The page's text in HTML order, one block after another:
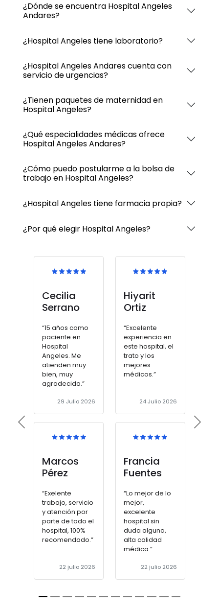
¿Dónde se encuentra Hospital Angeles
Andares?
¿Hospital Angeles tiene laboratorio?
¿Hospital Angeles Andares cuenta con
servicio de urgencias?
¿Tienen paquetes de maternidad en
Hospital Angeles?
¿Qué especialidades médicas ofrece
Hospital Angeles Andares?
¿Cómo puedo postularme a la bolsa de
trabajo en Hospital Angeles?
¿Hospital Angeles tiene farmacia propia?
¿Por qué elegir Hospital Angeles?
Cecilia
Serrano
“15 años como
paciente en
Hospital
Angeles. Me
atienden muy
bien, muy
agradecida.”
29 Julio 2026
Hiyarit
Ortiz
“Excelente
experiencia en
este hospital, el
trato y los
mejores
médicos.”
24 Julio 2026
Marcos
Pérez
“Exelente
trabajo, servicio
y atención por
parte de todo el
hospital, 100%
recomendado.”
22 julio 2026
Francia
Fuentes
“Lo mejor de lo
mejor,
excelente
hospital sin
duda alguna,
alta calidad
médica.”
22 julio 2026
Previous Next